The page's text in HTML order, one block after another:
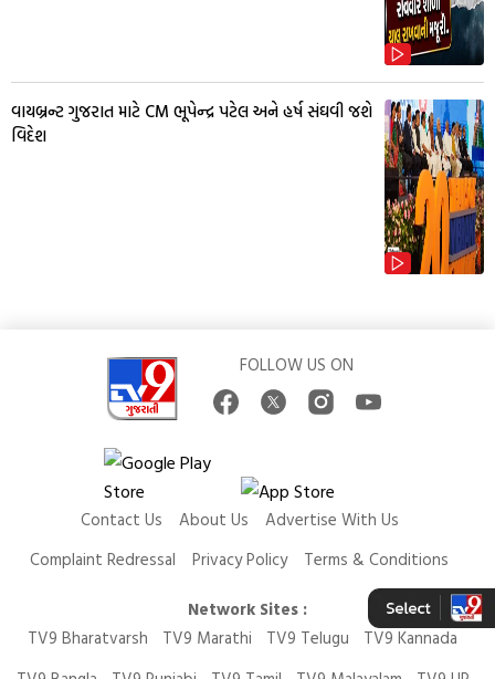
વાયબ્રન્ટ ગુજરાત માટે CM ભૂપેન્દ્ર પટેલ અને હર્ષ સંઘવી જશે
વિદેશ
FOLLOW US ON
Contact Us About Us
Advertise With Us
Complaint Redressal
Privacy Policy
Terms & Conditions
Network Sites :
TV9 Bharatvarsh
TV9 Marathi TV9 Telugu
TV9 Kannada